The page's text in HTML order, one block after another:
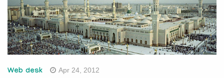
Web desk Apr 24, 2012